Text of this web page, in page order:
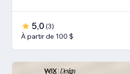
5,0 (3)
À partir de 100 $